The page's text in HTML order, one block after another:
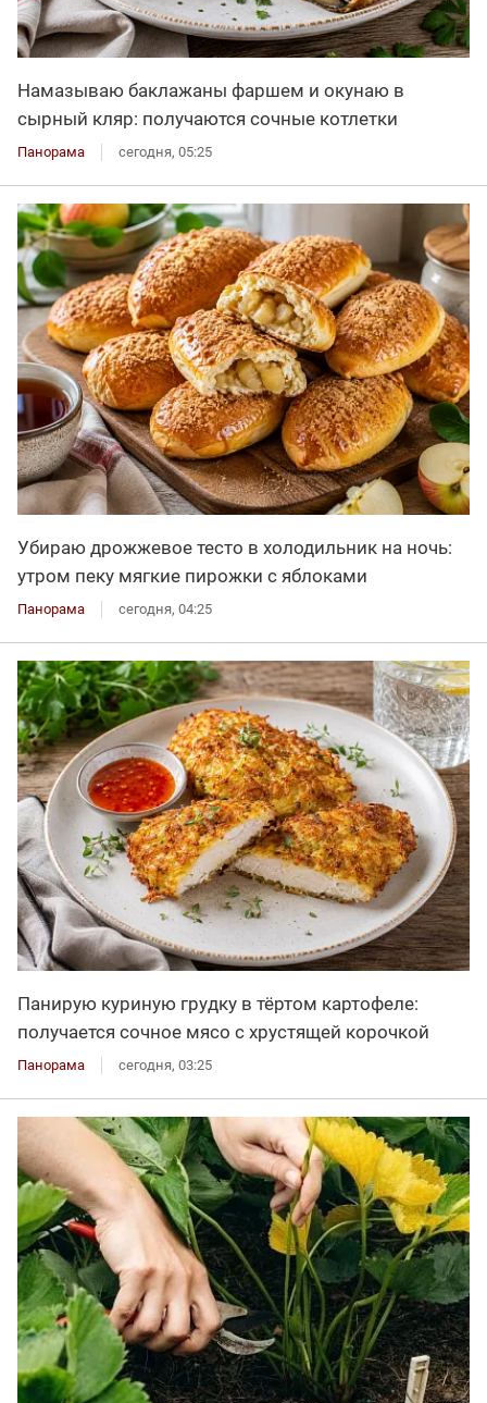
Намазываю баклажаны фаршем и окунаю в
сырный кляр: получаются сочные котлетки
Панорама сегодня, 05:25
Убираю дрожжевое тесто в холодильник на ночь:
утром пеку мягкие пирожки с яблоками
Панорама сегодня, 04:25
Панирую куриную грудку в тёртом картофеле:
получается сочное мясо с хрустящей корочкой
Панорама сегодня, 03:25